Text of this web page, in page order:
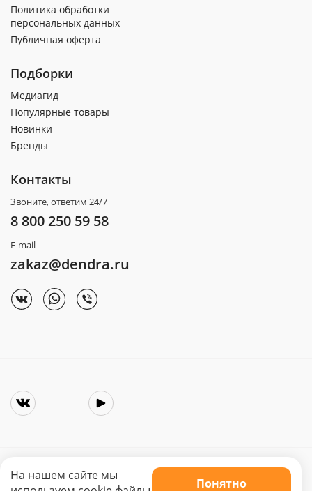
Политика обработки
персональных данных
Публичная оферта
Подборки
Медиагид
Популярные товары
Новинки
Бренды
Контакты
Звоните, ответим 24/7
8 800 250 59 58
E-mail
zakaz@dendra.ru
Copyright © 2025. Интернет-магазин «Dendra»
На нашем сайте мы
Понятно